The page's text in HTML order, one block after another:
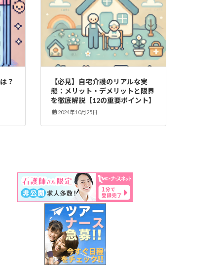
？
【必見】自宅介護のリアルな実
態：メリット・デメリットと限界
を徹底解説【12の重要ポイント】
2024年10月25日